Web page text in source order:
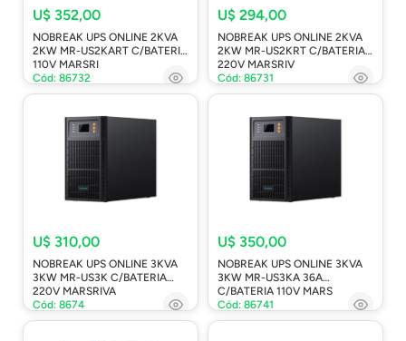
U$ 352,00
NOBREAK UPS ONLINE 2KVA
2KW MR-US2KART C/BATERIA
110V MARSRI
Cód: 86732
U$ 294,00
NOBREAK UPS ONLINE 2KVA
2KW MR-US2KRT C/BATERIA
220V MARSRIV
Cód: 86731
U$ 310,00
NOBREAK UPS ONLINE 3KVA
3KW MR-US3K C/BATERIA
220V MARSRIVA
Cód: 8674
U$ 350,00
NOBREAK UPS ONLINE 3KVA
3KW MR-US3KA 36A
C/BATERIA 110V MARS
Cód: 86741